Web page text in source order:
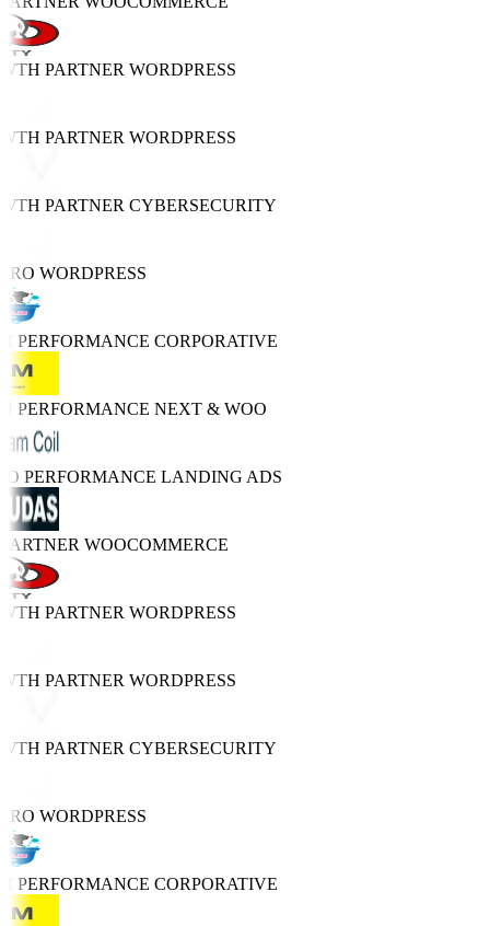
PARTNERWORDPRESS
PARTNERWORDPRESS
PARTNERCYBERSECURITY
WORDPRESS
PERFORMANCECORPORATIVE
PERFORMANCENEXT & WOO
PERFORMANCELANDING ADS
WOOCOMMERCE
PARTNERWORDPRESS
PARTNERWORDPRESS
PARTNERCYBERSECURITY
WORDPRESS
PERFORMANCECORPORATIVE